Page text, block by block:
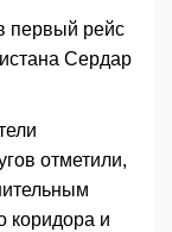
первый рейс
Сердар
отметили,
коридора и